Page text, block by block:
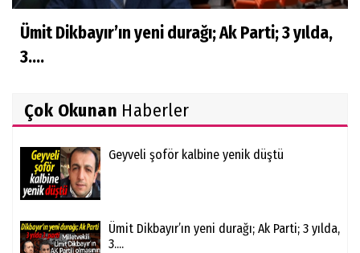
Ümit Dikbayır’ın yeni durağı; Ak Parti; 3 yılda,
3....
Çok Okunan Haberler
Geyveli şoför kalbine yenik düştü
Ümit Dikbayır’ın yeni durağı; Ak Parti; 3 yılda,
3....